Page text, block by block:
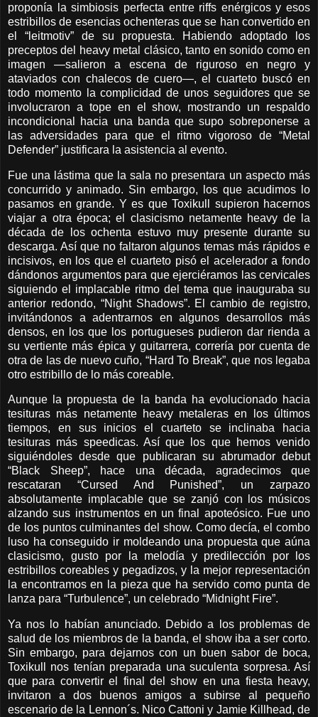
proponía la simbiosis perfecta entre riffs enérgicos y esos
estribillos de esencias ochenteras que se han convertido en
el “leitmotiv” de su propuesta. Habiendo adoptado los
preceptos del heavy metal clásico, tanto en sonido como en
imagen —salieron a escena de riguroso en negro y
ataviados con chalecos de cuero—, el cuarteto buscó en
todo momento la complicidad de unos seguidores que se
involucraron a tope en el show, mostrando un respaldo
incondicional hacia una banda que supo sobreponerse a
las adversidades para que el ritmo vigoroso de “Metal
Defender” justificara la asistencia al evento.
Fue una lástima que la sala no presentara un aspecto más
concurrido y animado. Sin embargo, los que acudimos lo
pasamos en grande. Y es que Toxikull supieron hacernos
viajar a otra época; el clasicismo netamente heavy de la
década de los ochenta estuvo muy presente durante su
descarga. Así que no faltaron algunos temas más rápidos e
incisivos, en los que el cuarteto pisó el acelerador a fondo
dándonos argumentos para que ejerciéramos las cervicales
siguiendo el implacable ritmo del tema que inauguraba su
anterior redondo, “Night Shadows”. El cambio de registro,
invitándonos a adentrarnos en algunos desarrollos más
densos, en los que los portugueses pudieron dar rienda a
su vertiente más épica y guitarrera, correría por cuenta de
otra de las de nuevo cuño, “Hard To Break”, que nos legaba
otro estribillo de lo más coreable.
Aunque la propuesta de la banda ha evolucionado hacia
tesituras más netamente heavy metaleras en los últimos
tiempos, en sus inicios el cuarteto se inclinaba hacia
tesituras más speedicas. Así que los que hemos venido
siguiéndoles desde que publicaran su abrumador debut
“Black Sheep”, hace una década, agradecimos que
rescataran “Cursed And Punished”, un zarpazo
absolutamente implacable que se zanjó con los músicos
alzando sus instrumentos en un final apoteósico. Fue uno
de los puntos culminantes del show. Como decía, el combo
luso ha conseguido ir moldeando una propuesta que aúna
clasicismo, gusto por la melodía y predilección por los
estribillos coreables y pegadizos, y la mejor representación
la encontramos en la pieza que ha servido como punta de
lanza para “Turbulence”, un celebrado “Midnight Fire”.
Ya nos lo habían anunciado. Debido a los problemas de
salud de los miembros de la banda, el show iba a ser corto.
Sin embargo, para dejarnos con un buen sabor de boca,
Toxikull nos tenían preparada una suculenta sorpresa. Así
que para convertir el final del show en una fiesta heavy,
invitaron a dos buenos amigos a subirse al pequeño
escenario de la Lennon´s. Nico Cattoni y Jamie Killhead, de